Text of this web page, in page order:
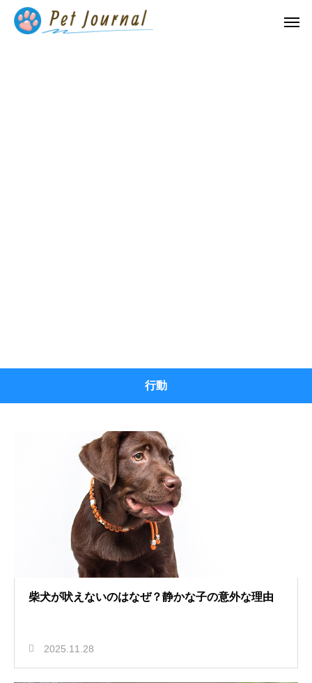
行動
柴犬が吠えないのはなぜ？静かな子の意外な理由
2025.11.28